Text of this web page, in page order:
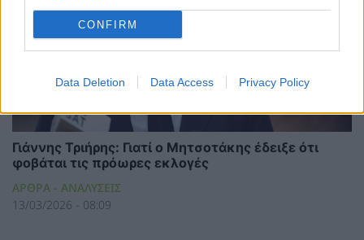
CONFIRM
Data Deletion Data Access Privacy Policy
Γιάννης Τριήρης: Γιατί ο Μητσοτάκης έδειξε ότι
φοβάται τις πρόωρες εκλογές
ΑΡΘΡΑ - ΑΝΑΛΥΣΕΙΣ
13/03/2026 - 08:09